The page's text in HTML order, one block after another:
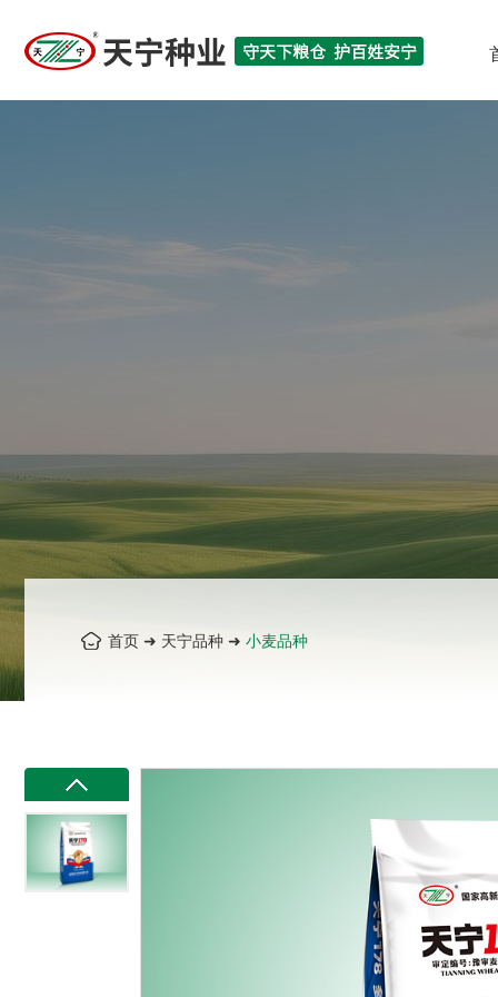
首页 ➜ 天宁品种 ➜ 小麦品种